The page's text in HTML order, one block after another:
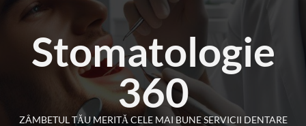
contentStomatologie
360
ZÂMBETUL TĂU MERITĂ CELE MAI BUNE SERVICII DENTARE